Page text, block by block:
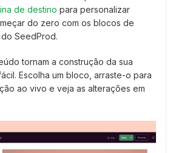
de destino para personalizar
do zero com os blocos de
SeedProd.
tornam a construção da sua
Escolha um bloco, arraste-o para
ao vivo e veja as alterações em